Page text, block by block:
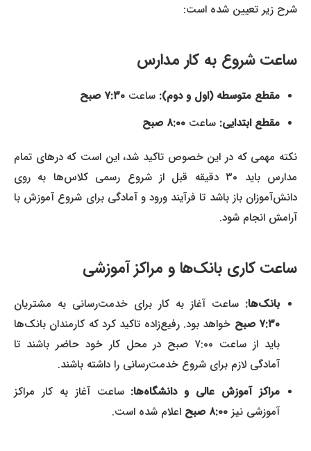
شرح زیر تعیین شده است:
ساعت شروع به کار مدارس
مقطع متوسطه (اول و دوم):ساعت۷:۳۰ صبح
مقطع ابتدایی:ساعت۸:۰۰ صبح
نکته مهمی که در این خصوص تاکید شد، این است که درهای تمام
مدارس باید ۳۰ دقیقه قبل از شروع رسمی کلاس‌ها به روی
دانش‌آموزان باز باشد تا فرآیند ورود و آمادگی برای شروع آموزش با
آرامش انجام شود.
ساعت کاری بانک‌ها و مراکز آموزشی
بانک‌ها:ساعت آغاز به کار برای خدمت‌رسانی به مشتریان
۷:۳۰ صبح
خواهد بود. رفیع‌زاده تاکید کرد که کارمندان بانک‌ها
باید از ساعت ۷:۰۰ صبح در محل کار خود حاضر باشند تا
آمادگی لازم برای شروع خدمت‌رسانی را داشته باشند.
مراکز آموزش عالی و دانشگاه‌ها:ساعت آغاز به کار مراکز
آموزشی نیز۸:۰۰ صبح اعلام شده است.